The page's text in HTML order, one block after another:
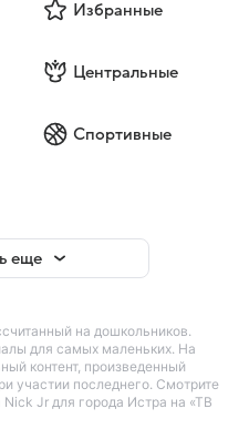
Избранные
Центральные
Спортивные
еще
на дошкольников.
для самых маленьких. На
контент, произведенный
участии последнего. Смотрите
Jr для города Истра на «ТВ